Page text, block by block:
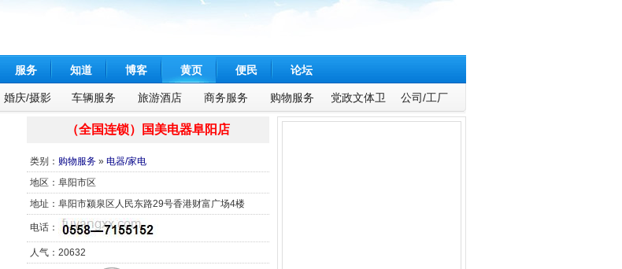
服务 知道 博客 黄页 便民 论坛
婚庆/摄影 车辆服务 旅游酒店 商务服务 购物服务 党政文体卫 公司/工厂
（全国连锁）国美电器阜阳店
类别： 购物服务 » 电器/家电
地区：阜阳市区
地址：阜阳市颍泉区人民东路29号香港财富广场4楼
电话：
人气：20632